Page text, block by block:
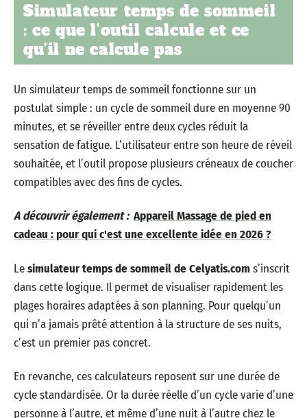
Simulateur temps de sommeil
: ce que l’outil calcule et ce
qu’il ne calcule pas
Un simulateur temps de sommeil fonctionne sur un
postulat simple : un cycle de sommeil dure en moyenne 90
minutes, et se réveiller entre deux cycles réduit la
sensation de fatigue. L’utilisateur entre son heure de réveil
souhaitée, et l’outil propose plusieurs créneaux de coucher
compatibles avec des fins de cycles.
A découvrir également : Appareil Massage de pied en
cadeau : pour qui c'est une excellente idée en 2026 ?
Lesimulateur temps de sommeil de Celyatis.coms’inscrit
dans cette logique. Il permet de visualiser rapidement les
plages horaires adaptées à son planning. Pour quelqu’un
qui n’a jamais prêté attention à la structure de ses nuits,
c’est un premier pas concret.
En revanche, ces calculateurs reposent sur une durée de
cycle standardisée. Or la durée réelle d’un cycle varie d’une
personne à l’autre, et même d’une nuit à l’autre chez le